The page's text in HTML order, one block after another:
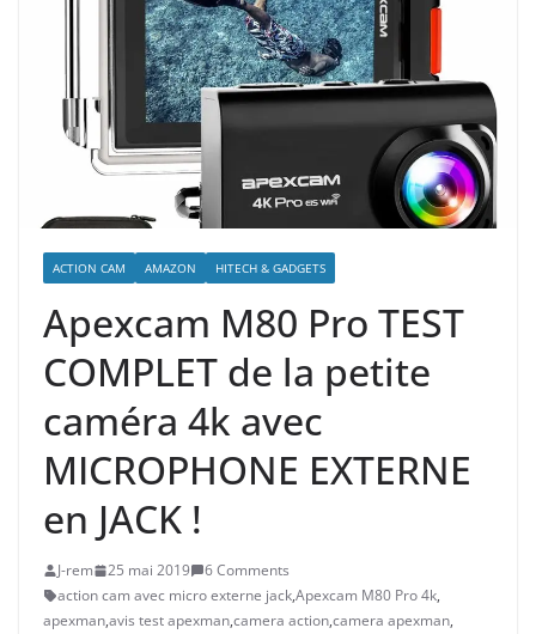
ACTION CAM AMAZON HITECH & GADGETS
Apexcam M80 Pro TEST
COMPLET de la petite
caméra 4k avec
MICROPHONE EXTERNE
en JACK !
J-rem 25 mai 2019
6 Comments
action cam avec micro externe jack,Apexcam M80 Pro 4k,
apexman,avis test apexman,camera action,camera apexman,